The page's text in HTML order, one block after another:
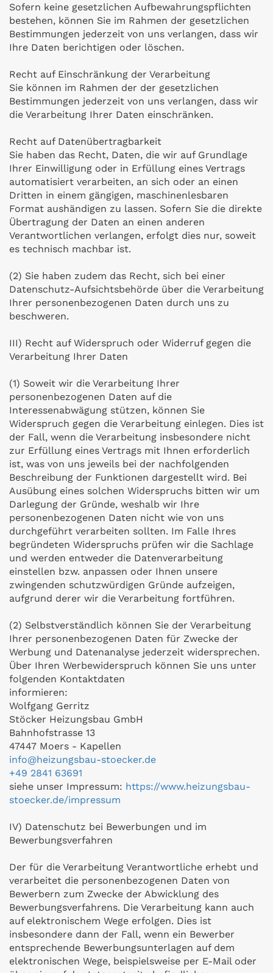
Sofern keine gesetzlichen Aufbewahrungspflichten
bestehen, können Sie im Rahmen der gesetzlichen
Bestimmungen jederzeit von uns verlangen, dass wir
Ihre Daten berichtigen oder löschen.
Recht auf Einschränkung der Verarbeitung
Sie können im Rahmen der der gesetzlichen
Bestimmungen jederzeit von uns verlangen, dass wir
die Verarbeitung Ihrer Daten einschränken.
Recht auf Datenübertragbarkeit
Sie haben das Recht, Daten, die wir auf Grundlage
Ihrer Einwilligung oder in Erfüllung eines Vertrags
automatisiert verarbeiten, an sich oder an einen
Dritten in einem gängigen, maschinenlesbaren
Format aushändigen zu lassen. Sofern Sie die direkte
Übertragung der Daten an einen anderen
Verantwortlichen verlangen, erfolgt dies nur, soweit
es technisch machbar ist.
(2) Sie haben zudem das Recht, sich bei einer
Datenschutz-Aufsichtsbehörde über die Verarbeitung
Ihrer personenbezogenen Daten durch uns zu
beschweren.
III) Recht auf Widerspruch oder Widerruf gegen die
Verarbeitung Ihrer Daten
(1) Soweit wir die Verarbeitung Ihrer
personenbezogenen Daten auf die
Interessenabwägung stützen, können Sie
Widerspruch gegen die Verarbeitung einlegen. Dies ist
der Fall, wenn die Verarbeitung insbesondere nicht
zur Erfüllung eines Vertrags mit Ihnen erforderlich
ist, was von uns jeweils bei der nachfolgenden
Beschreibung der Funktionen dargestellt wird. Bei
Ausübung eines solchen Widerspruchs bitten wir um
Darlegung der Gründe, weshalb wir Ihre
personenbezogenen Daten nicht wie von uns
durchgeführt verarbeiten sollten. Im Falle Ihres
begründeten Widerspruchs prüfen wir die Sachlage
und werden entweder die Datenverarbeitung
einstellen bzw. anpassen oder Ihnen unsere
zwingenden schutzwürdigen Gründe aufzeigen,
aufgrund derer wir die Verarbeitung fortführen.
(2) Selbstverständlich können Sie der Verarbeitung
Ihrer personenbezogenen Daten für Zwecke der
Werbung und Datenanalyse jederzeit widersprechen.
Über Ihren Werbewiderspruch können Sie uns unter
folgenden Kontaktdaten
informieren:
Wolfgang Gerritz
Stöcker Heizungsbau GmbH
Bahnhofstrasse 13
47447 Moers - Kapellen
info@heizungsbau-stoecker.de
+49 2841 63691
siehe unser Impressum: https://www.heizungsbau-
stoecker.de/impressum
IV) Datenschutz bei Bewerbungen und im
Bewerbungsverfahren
Der für die Verarbeitung Verantwortliche erhebt und
verarbeitet die personenbezogenen Daten von
Bewerbern zum Zwecke der Abwicklung des
Bewerbungsverfahrens. Die Verarbeitung kann auch
auf elektronischem Wege erfolgen. Dies ist
insbesondere dann der Fall, wenn ein Bewerber
entsprechende Bewerbungsunterlagen auf dem
elektronischen Wege, beispielsweise per E-Mail oder